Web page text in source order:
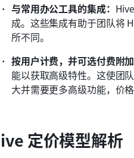
与常用办公工具的集成：
成。这些集成有助于团队将
所不同。
按用户计费，并可选付费附
能以获取高级特性。这使团
大并需要更多高级功能，价
定价模型解析